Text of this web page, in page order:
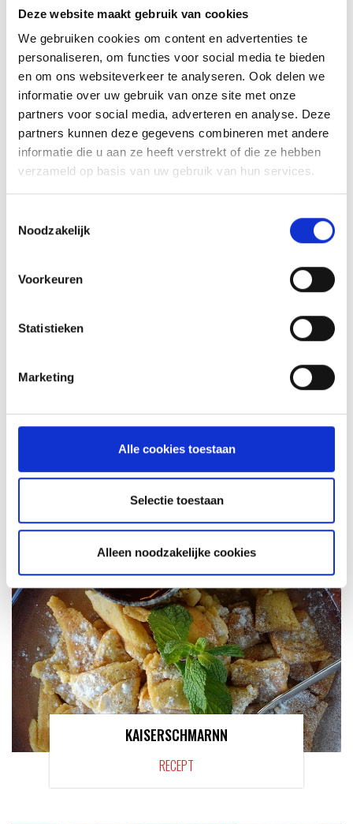
Deze website maakt gebruik van cookies
We gebruiken cookies om content en advertenties te
personaliseren, om functies voor social media te bieden
en om ons websiteverkeer te analyseren. Ook delen we
informatie over uw gebruik van onze site met onze
partners voor social media, adverteren en analyse. Deze
partners kunnen deze gegevens combineren met andere
informatie die u aan ze heeft verstrekt of die ze hebben
verzameld op basis van uw gebruik van hun services.
Noodzakelijk
Voorkeuren
Statistieken
Marketing
Alle cookies toestaan
Selectie toestaan
Alleen noodzakelijke cookies
WEBER NON-STICK SPRAY
INSPIRATIE
RECEPTEN EN TIPS
VAN ONZE GRILL MASTERS
KAISERSCHMARNN
RECEPT